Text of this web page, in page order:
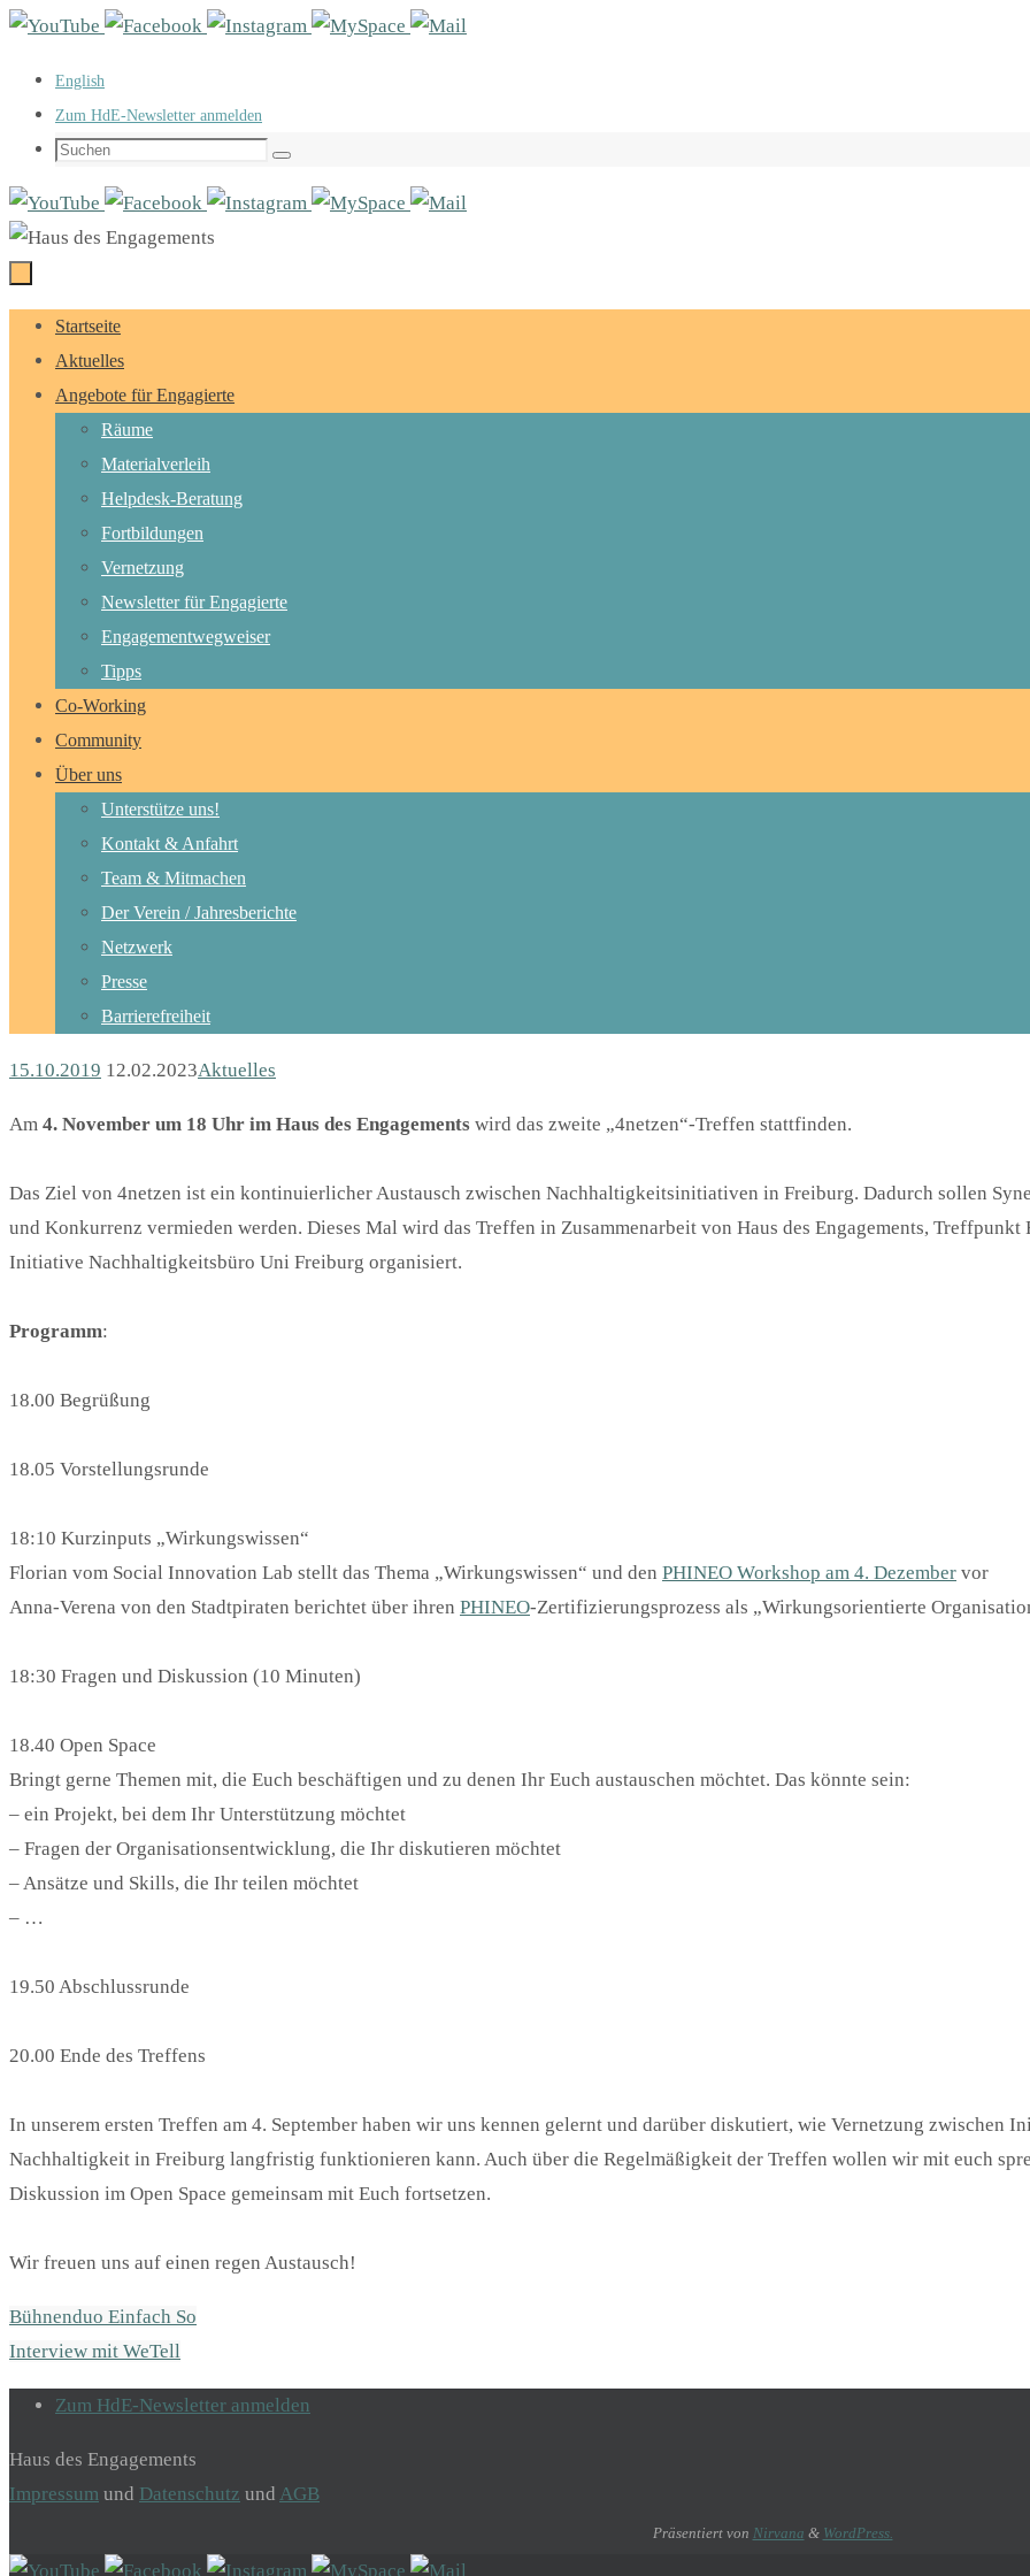
Zum
springen
English
Zum HdE-Newsletter anmelden
Suchen
Suchen
Zum
Inhalt
springen
Startseite
Aktuelles
Angebote für Engagierte
Räume
Materialverleih
Helpdesk-Beratung
Fortbildungen
Vernetzung
Newsletter für Engagierte
Engagementwegweiser
Tipps
Co-Working
Community
Über uns
Unterstütze uns!
Kontakt & Anfahrt
Team & Mitmachen
Der Verein / Jahresberichte
Netzwerk
Presse
Barrierefreiheit
15.10.2019 12.02.2023Aktuelles
Am 4. November um 18 Uhr im Haus des Engagements wird das zweite „4netzen“-Treffen stattfinden.
Das Ziel von 4netzen ist ein kontinuierlicher Austausch zwischen Nachhaltigkeitsinitiativen in Freiburg. Dadurch sollen
und Konkurrenz vermieden werden. Dieses Mal wird das Treffen in Zusammenarbeit von Haus des Engagements,
Initiative Nachhaltigkeitsbüro Uni Freiburg organisiert.
Programm:
18.00 Begrüßung
18.05 Vorstellungsrunde
18:10 Kurzinputs „Wirkungswissen“
Florian vom Social Innovation Lab stellt das Thema „Wirkungswissen“ und den PHINEO Workshop am 4. Dezember vor
Anna-Verena von den Stadtpiraten berichtet über ihren PHINEO-Zertifizierungsprozess als „Wirkungsorientierte
18:30 Fragen und Diskussion (10 Minuten)
18.40 Open Space
Bringt gerne Themen mit, die Euch beschäftigen und zu denen Ihr Euch austauschen möchtet. Das könnte sein:
– ein Projekt, bei dem Ihr Unterstützung möchtet
– Fragen der Organisationsentwicklung, die Ihr diskutieren möchtet
– Ansätze und Skills, die Ihr teilen möchtet
– …
19.50 Abschlussrunde
20.00 Ende des Treffens
In unserem ersten Treffen am 4. September haben wir uns kennen gelernt und darüber diskutiert, wie Vernetzung zwischen
Nachhaltigkeit in Freiburg langfristig funktionieren kann. Auch über die Regelmäßigkeit der Treffen wollen wir mit euch
Diskussion im Open Space gemeinsam mit Euch fortsetzen.
Wir freuen uns auf einen regen Austausch!
Bühnenduo Einfach So
Interview mit WeTell
Zum HdE-Newsletter anmelden
Haus des Engagements
Impressum und Datenschutz und AGB
Präsentiert von Nirvana & WordPress.